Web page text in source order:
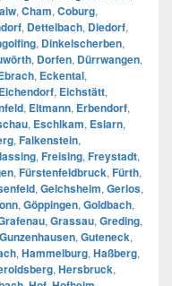
, Cham, Coburg,
, Dettelbach, Diedorf,
, Dinkelscherben,
, Dorfen, Dürrwangen,
, Eckental,
Eichendorf, Eichstätt,
, Eltmann, Erbendorf,
, Eschlkam, Eslarn,
, Falkenstein,
, Freising, Freystadt,
, Fürstenfeldbruck, Fürth,
, Gelchsheim, Gerlos,
, Göppingen, Goldbach,
, Grassau, Greding,
Gunzenhausen, Guteneck,
, Hammelburg, Haßberg,
, Hersbruck,